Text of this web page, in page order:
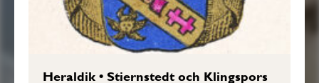
Heraldik•Stiernstedt och Klingspors